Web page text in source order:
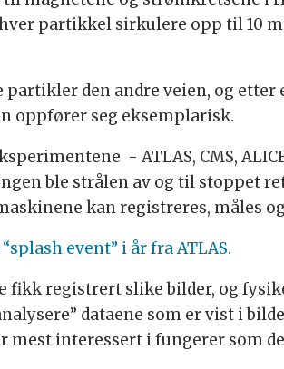
partikkel sirkulere opp til 10
partikler den andre veien, og
oppfører seg eksemplarisk.
- ATLAS, CMS,
ble strålen av og til stoppet
kan registreres, måles
event” i år fra ATLAS.
fikk registrert slike bilder, og
dataene som er vist i
mest interessert i fungerer som